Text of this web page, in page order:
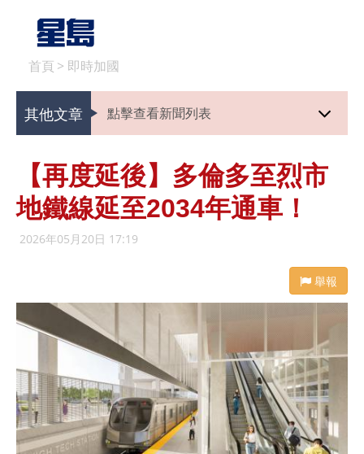
首頁 > 即時加國
其他文章 點擊查看新聞列表
【再度延後】多倫多至烈市
地鐵線延至2034年通車！
2026年05月20日 17:19
舉報